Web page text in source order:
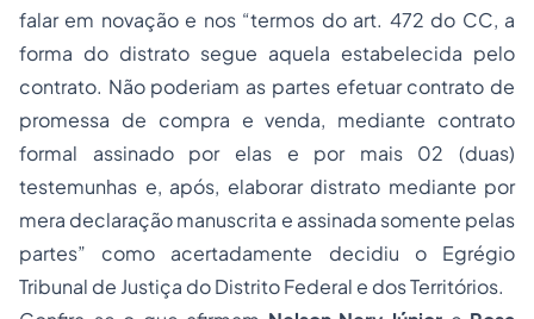
falar em novação e nos “termos do art. 472 do CC, a
forma do distrato segue aquela estabelecida pelo
contrato. Não poderiam as partes efetuar contrato de
promessa de compra e venda, mediante contrato
formal assinado por elas e por mais 02 (duas)
testemunhas e, após, elaborar distrato mediante por
mera declaração manuscrita e assinada somente pelas
partes” como acertadamente decidiu o Egrégio
Tribunal de Justiça do Distrito Federal e dos Territórios.